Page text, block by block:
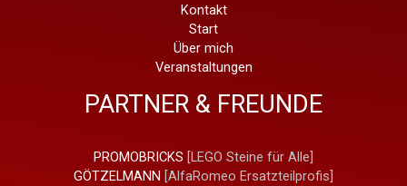
Kontakt
Start
Über mich
Veranstaltungen
PARTNER & FREUNDE
PROMOBRICKS [LEGO Steine für Alle]
GÖTZELMANN [AlfaRomeo Ersatzteilprofis]